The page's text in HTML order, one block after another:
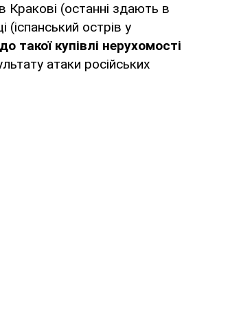
(останні здають в
острів у
такої купівлі нерухомості
атаки російських